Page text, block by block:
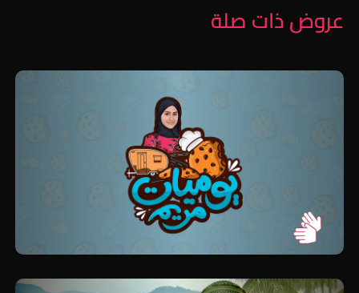
عروض ذات صلة